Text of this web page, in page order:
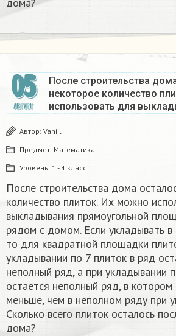
дома?
05
АВГУСТ
После строительства
некоторое количество
использовать для
Автор: Vaniil
Предмет: Математика
Уровень: 1 - 4 класс
После строительства дома
количество плиток. Их можно
выкладывания прямоугольной
рядом с домом. Если укладывать
то для квадратной площадки
укладывании по 7 плиток в ряд
неполный ряд, а при укладывании
остается неполный ряд, в
меньше, чем в неполном ряду при
Сколько всего плиток осталось
дома?